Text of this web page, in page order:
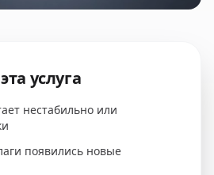
услуга
нестабильно или
появились новые